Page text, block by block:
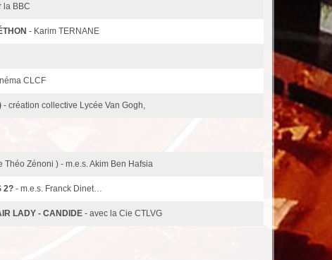
la BBC
- Karim TERNANE
CLCF
- création collective Lycée Van Gogh,
Théo Zénoni ) - m.e.s. Akim Ben Hafsia
2? - m.e.s. Franck Dinet…
LADY - CANDIDE - avec la Cie CTLVG